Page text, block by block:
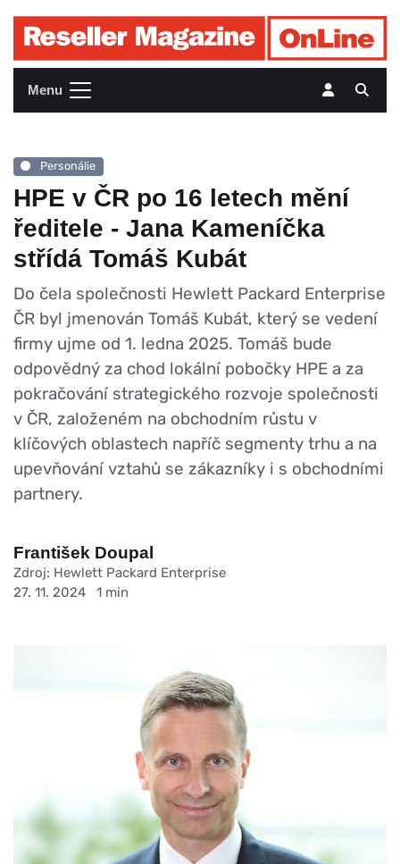
Menu
Personálie
HPE v ČR po 16 letech mění
ředitele - Jana Kameníčka
střídá Tomáš Kubát
Do čela společnosti Hewlett Packard Enterprise
ČR byl jmenován Tomáš Kubát, který se vedení
firmy ujme od 1. ledna 2025. Tomáš bude
odpovědný za chod lokální pobočky HPE a za
pokračování strategického rozvoje společnosti
v ČR, založeném na obchodním růstu v
klíčových oblastech napříč segmenty trhu a na
upevňování vztahů se zákazníky i s obchodními
partnery.
František Doupal
Zdroj: Hewlett Packard Enterprise
27. 11. 2024
1 min